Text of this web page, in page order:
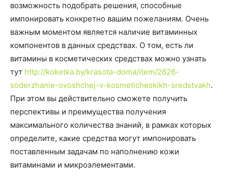
возможность подобрать решения, способные
импонировать конкретно вашим пожеланиям. Очень
важным моментом является наличие витаминных
компонентов в данных средствах. О том, есть ли
витамины в косметических средствах можно узнать
тут http://koketka.by/krasota-doma/item/2626-
soderzhanie-ovoshchej-v-kosmeticheskikh-sredstvakh.
При этом вы действительно сможете получить
перспективы и преимущества получения
максимального количества знаний, в рамках которых
определите, какие средства могут импонировать
поставленным задачам по наполнению кожи
витаминами и микроэлементами.